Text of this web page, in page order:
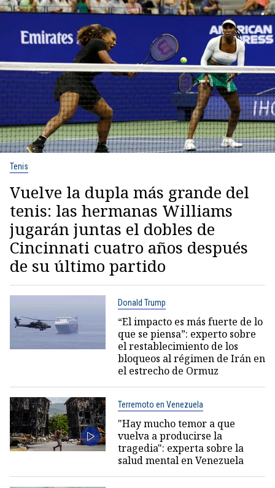
Tenis
Vuelve la dupla más grande del
tenis: las hermanas Williams
jugarán juntas el dobles de
Cincinnati cuatro años después
de su último partido
Donald Trump
“El impacto es más fuerte de lo
que se piensa”: experto sobre
el restablecimiento de los
bloqueos al régimen de Irán en
el estrecho de Ormuz
Terremoto en Venezuela
"Hay mucho temor a que
vuelva a producirse la
tragedia": experta sobre la
salud mental en Venezuela